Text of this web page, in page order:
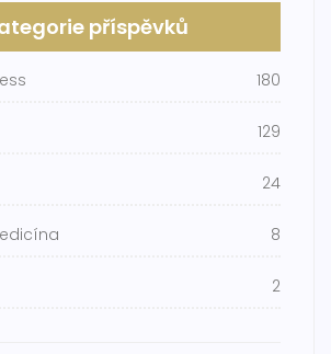
příspěvků
180
129
24
8
2